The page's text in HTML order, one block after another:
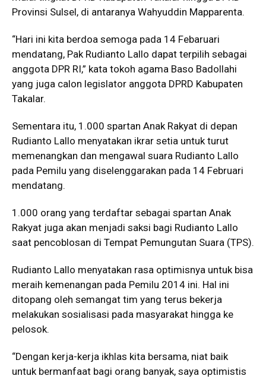
Provinsi Sulsel, di antaranya Wahyuddin Mapparenta.
“Hari ini kita berdoa semoga pada 14 Febaruari
mendatang, Pak Rudianto Lallo dapat terpilih sebagai
anggota DPR RI,” kata tokoh agama Baso Badollahi
yang juga calon legislator anggota DPRD Kabupaten
Takalar.
Sementara itu, 1.000 spartan Anak Rakyat di depan
Rudianto Lallo menyatakan ikrar setia untuk turut
memenangkan dan mengawal suara Rudianto Lallo
pada Pemilu yang diselenggarakan pada 14 Februari
mendatang.
1.000 orang yang terdaftar sebagai spartan Anak
Rakyat juga akan menjadi saksi bagi Rudianto Lallo
saat pencoblosan di Tempat Pemungutan Suara (TPS).
Rudianto Lallo menyatakan rasa optimisnya untuk bisa
meraih kemenangan pada Pemilu 2014 ini. Hal ini
ditopang oleh semangat tim yang terus bekerja
melakukan sosialisasi pada masyarakat hingga ke
pelosok.
“Dengan kerja-kerja ikhlas kita bersama, niat baik
untuk bermanfaat bagi orang banyak, saya optimistis